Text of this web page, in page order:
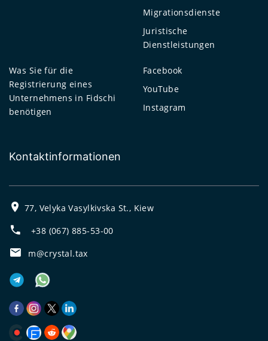
Migrationsdienste
Juristische
Dienstleistungen
Was Sie für die
Registrierung eines
Unternehmens in Fidschi
benötigen
Facebook
YouTube
Instagram
Kontaktinformationen
77, Velyka Vasylkivska St., Kiew
+38 (067) 885-53-00
m@crystal.tax